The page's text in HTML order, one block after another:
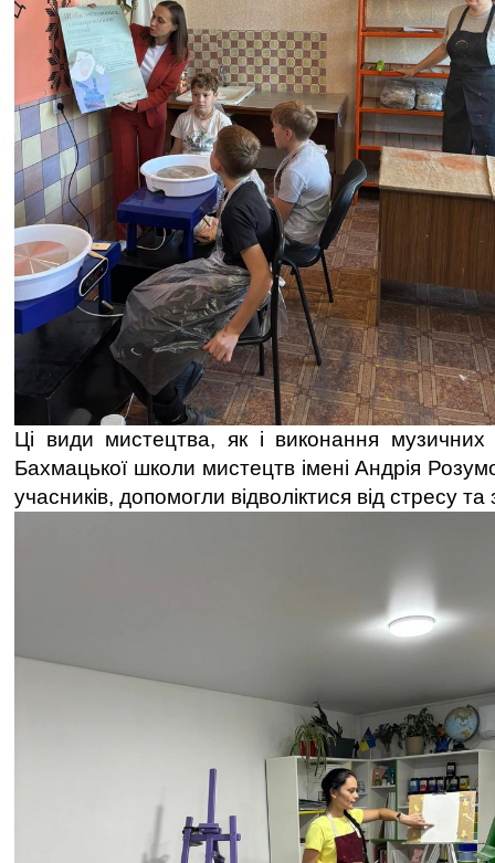
Ці види мистецтва, як і виконання музичних
Бахмацької школи мистецтв імені Андрія
учасників, допомогли відволіктися від стресу та